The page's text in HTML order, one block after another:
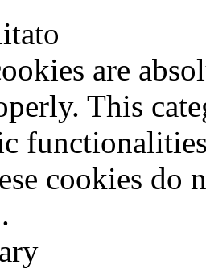
are
This
cookies do